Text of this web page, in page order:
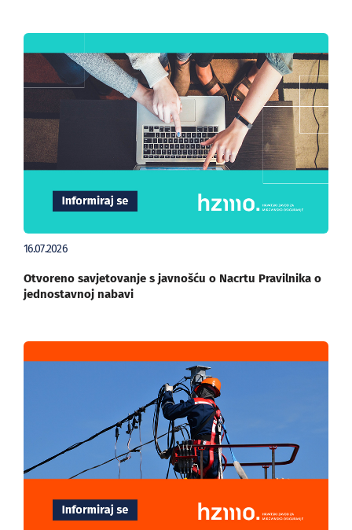
16.07.2026
Otvoreno savjetovanje s javnošću o Nacrtu Pravilnika o
jednostavnoj nabavi